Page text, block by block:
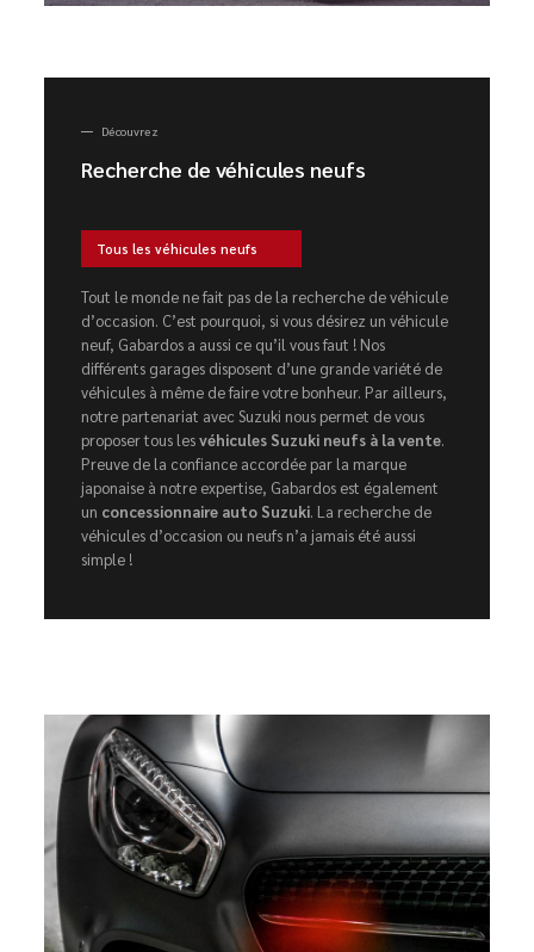
Découvrez
Recherche de véhicules neufs
Tous les véhicules neufs
Tout le monde ne fait pas de la recherche de véhicule
d’occasion. C’est pourquoi, si vous désirez un véhicule
neuf, Gabardos a aussi ce qu’il vous faut ! Nos
différents garages disposent d’une grande variété de
véhicules à même de faire votre bonheur. Par ailleurs,
notre partenariat avec Suzuki nous permet de vous
proposer tous lesvéhicules Suzuki neufs à la vente.
Preuve de la confiance accordée par la marque
japonaise à notre expertise, Gabardos est également
un concessionnaire auto Suzuki. La recherche de
véhicules d’occasion ou neufs n’a jamais été aussi
simple !